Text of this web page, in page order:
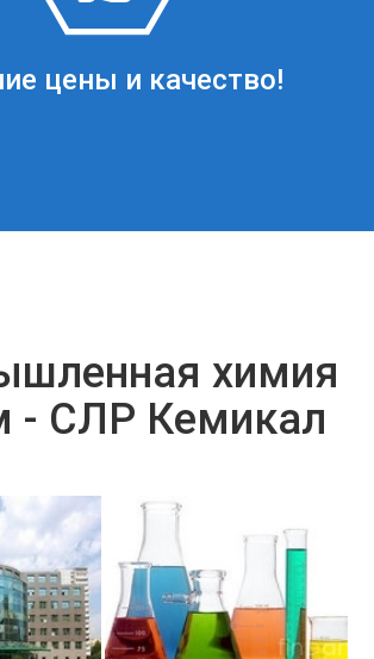
цены и качество!
химия
- СЛР Кемикал